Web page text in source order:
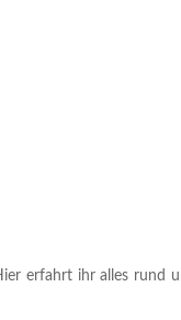
erfahrt ihr alles rund